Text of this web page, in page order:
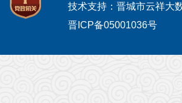
技术支持：晋城市云祥大
晋ICP备05001036号